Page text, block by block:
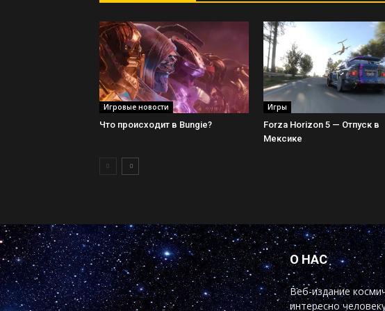
Игровые новости
Что происходит в Bungie?
Игры
Forza Horizon 5 — Отпуск в
Мексике
О НАС
Веб-издание
интересно